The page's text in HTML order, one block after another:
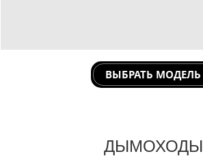
ВЫБРАТЬ МОДЕЛЬ
ДЫМОХОДЫ